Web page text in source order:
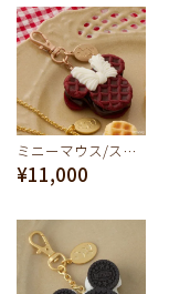
ミニーマウス/ストロベリーワッフル バッグチャーム
¥11,000